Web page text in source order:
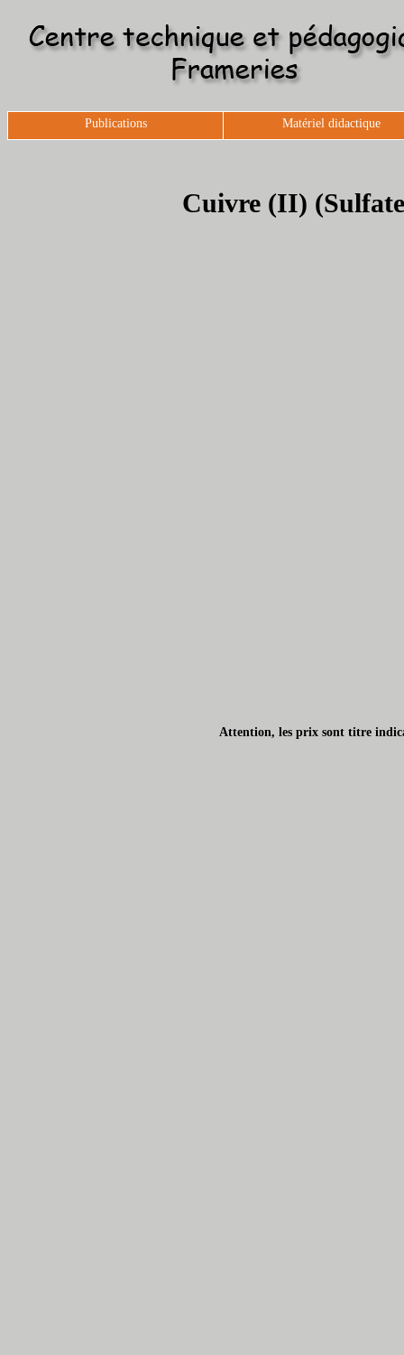
Publications Matériel didactique
Cuivre (II)
Attention, les prix sont titre